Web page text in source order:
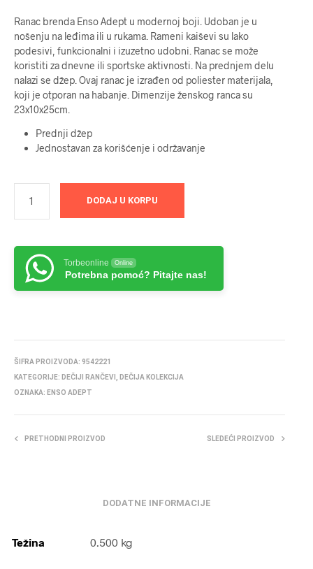
Ranac brenda Enso Adept u modernoj boji. Udoban je u
nošenju na leđima ili u rukama. Rameni kaiševi su lako
podesivi, funkcionalni i izuzetno udobni. Ranac se može
koristiti za dnevne ili sportske aktivnosti. Na prednjem delu
nalazi se džep. Ovaj ranac je izrađen od poliester materijala,
koji je otporan na habanje. Dimenzije ženskog ranca su
23x10x25cm.
Prednji džep
Jednostavan za korišćenje i održavanje
DODAJ U KORPU
Torbeonline Online
Potrebna pomoć? Pitajte nas!
ŠIFRA PROIZVODA: 9542221
KATEGORIJE: DEČIJI RANČEVI
DEČIJA KOLEKCIJA
OZNAKA: ENSO ADEPT
PRETHODNI PROIZVOD SLEDEĆI PROIZVOD
DODATNE INFORMACIJE
Težina 0.500 kg